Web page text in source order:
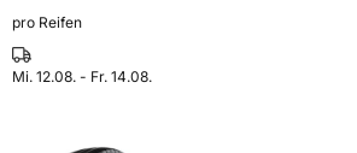
pro Reifen
Mi. 12.08. - Fr. 14.08.